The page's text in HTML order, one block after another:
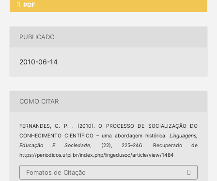
PDF
PUBLICADO
2010-06-14
COMO CITAR
FERNANDES, G. P. . (2010). O PROCESSO DE SOCIALIZAÇÃO DO
CONHECIMENTO CIENTÍFICO – uma abordagem histórica.Linguagens,
Educação E Sociedade, (22), 225–246. Recuperado de
https://periodicos.ufpi.br/index.php/lingedusoc/article/view/1484
Fomatos de Citação